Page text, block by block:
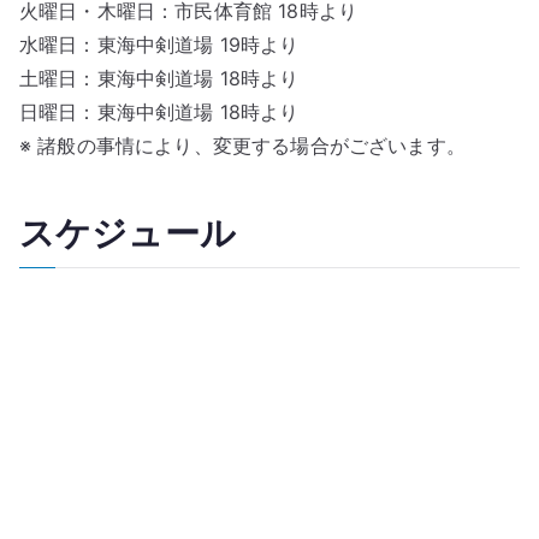
火曜日・木曜日：市民体育館 18時より
水曜日：東海中剣道場 19時より
土曜日：東海中剣道場 18時より
日曜日：東海中剣道場 18時より
※ 諸般の事情により、変更する場合がございます。
スケジュール